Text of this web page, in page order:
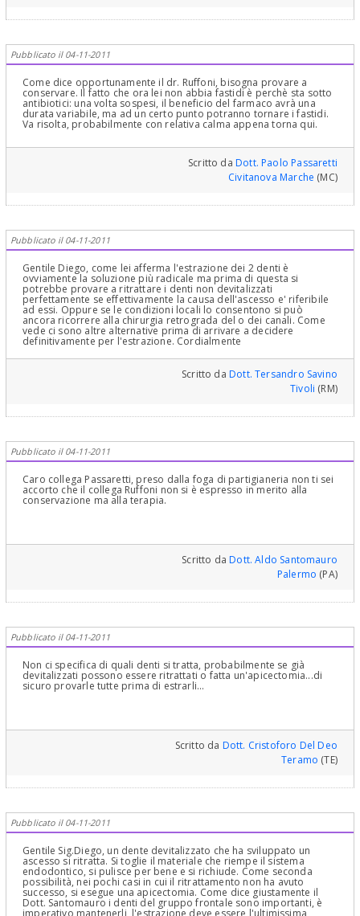
Pubblicato il 04-11-2011
Come dice opportunamente il dr. Ruffoni, bisogna provare a
conservare. Il fatto che ora lei non abbia fastidi è perchè sta sotto
antibiotici: una volta sospesi, il beneficio del farmaco avrà una
durata variabile, ma ad un certo punto potranno tornare i fastidi.
Va risolta, probabilmente con relativa calma appena torna qui.
Scritto daDott. Paolo Passaretti
Civitanova Marche (MC)
Pubblicato il 04-11-2011
Gentile Diego, come lei afferma l'estrazione dei 2 denti è
ovviamente la soluzione più radicale ma prima di questa si
potrebbe provare a ritrattare i denti non devitalizzati
perfettamente se effettivamente la causa dell'ascesso e' riferibile
ad essi. Oppure se le condizioni locali lo consentono si può
ancora ricorrere alla chirurgia retrograda del o dei canali. Come
vede ci sono altre alternative prima di arrivare a decidere
definitivamente per l'estrazione. Cordialmente
Scritto daDott. Tersandro Savino
Tivoli (RM)
Pubblicato il 04-11-2011
Caro collega Passaretti, preso dalla foga di partigianeria non ti sei
accorto che il collega Ruffoni non si è espresso in merito alla
conservazione ma alla terapia.
Scritto daDott. Aldo Santomauro
Palermo (PA)
Pubblicato il 04-11-2011
Non ci specifica di quali denti si tratta, probabilmente se già
devitalizzati possono essere ritrattati o fatta un'apicectomia...di
sicuro provarle tutte prima di estrarli...
Scritto da Dott. Cristoforo Del Deo
Teramo (TE)
Pubblicato il 04-11-2011
Gentile Sig.Diego, un dente devitalizzato che ha sviluppato un
ascesso si ritratta. Si toglie il materiale che riempe il sistema
endodontico, si pulisce per bene e si richiude. Come seconda
possibilità, nei pochi casi in cui il ritrattamento non ha avuto
successo, si esegue una apicectomia. Come dice giustamente il
Dott. Santomauro i denti del gruppo frontale sono importanti, è
imperativo mantenerli, l'estrazione deve essere l'ultimissima